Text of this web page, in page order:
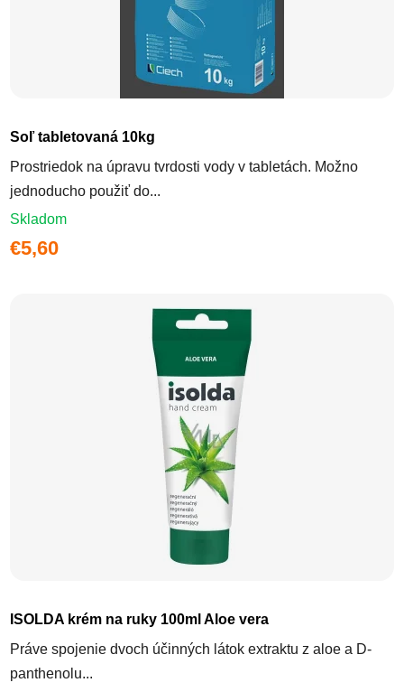
Soľ tabletovaná 10kg
Prostriedok na úpravu tvrdosti vody v tabletách. Možno
jednoducho použiť do...
Skladom
€5,60
ISOLDA krém na ruky 100ml Aloe vera
Práve spojenie dvoch účinných látok extraktu z aloe a D-
panthenolu...